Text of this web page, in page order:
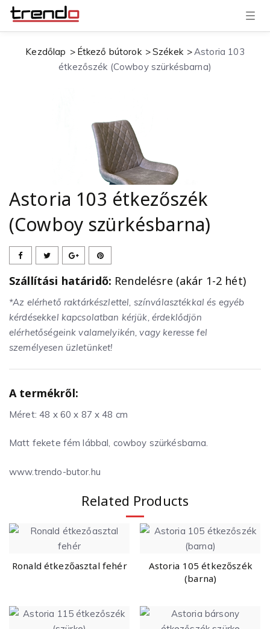
T
g
Kezdőlap Étkező bútorok Székek
Astoria 103
étkezőszék (Cowboy szürkésbarna)
Astoria 103 étkezőszék
(Cowboy szürkésbarna)
Szállítási határidő: Rendelésre (akár 1-2 hét)
*Az elérhető raktárkészlettel, színválasztékkal és egyéb
kérdésekkel kapcsolatban kérjük, érdeklődjön
elérhetőségeink valamelyikén, vagy keresse fel
személyesen üzletünket!
A termékről:
Méret: 48 x 60 x 87 x 48 cm
Matt fekete fém lábbal, cowboy szürkésbarna.
www.trendo-butor.hu
Related Products
Ronald étkezőasztal fehér
Astoria 105 étkezőszék
(barna)